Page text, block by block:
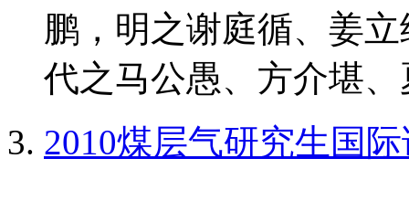
鹏，明之谢庭循、姜
代之马公愚、方介堪
2010煤层气研究生国